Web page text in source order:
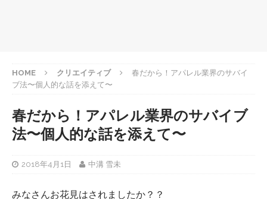
HOME クリエイティブ
春だから！アパレル業界のサバイ
ブ法〜個人的な話を添えて〜
春だから！アパレル業界のサバイブ
法〜個人的な話を添えて〜
2018年4月1日 中溝 雪未
みなさんお花見はされましたか？？